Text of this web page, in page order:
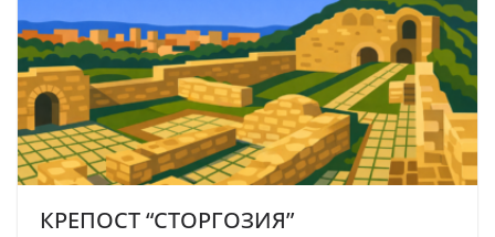
КРЕПОСТ “СТОРГОЗИЯ”